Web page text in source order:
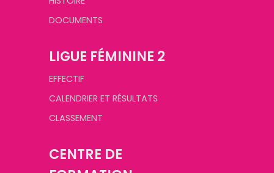
DOCUMENTS
LIGUE FÉMININE 2
EFFECTIF
CALENDRIER ET RÉSULTATS
CLASSEMENT
CENTRE DE